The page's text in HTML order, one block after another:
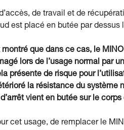
de travail et de
est placé en butée par dessus
que dans ce cas, le
lors de l’usage normal par
présente de risque pour
la résistance du système
vient en butée sur le corps
cet usage, de remplacer le